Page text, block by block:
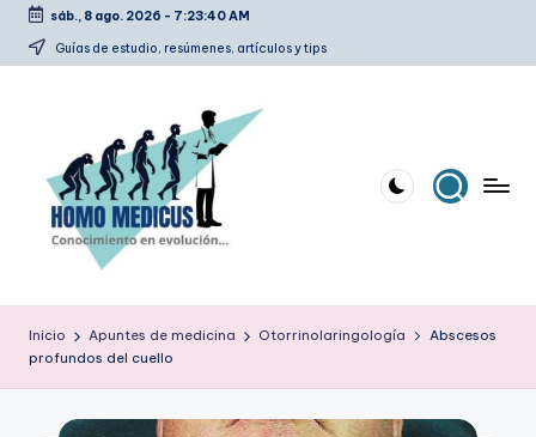
Saltar
sáb., 8 ago. 2026 - 7:23:41 AM
Guías de estudio, resúmenes, artículos y tips
o
m
estudio,
Inicio Apuntes de medicina Otorrinolaringología
Abscesos
profundos del cuello